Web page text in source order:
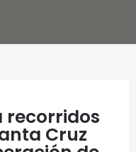
recorridos
Cruz